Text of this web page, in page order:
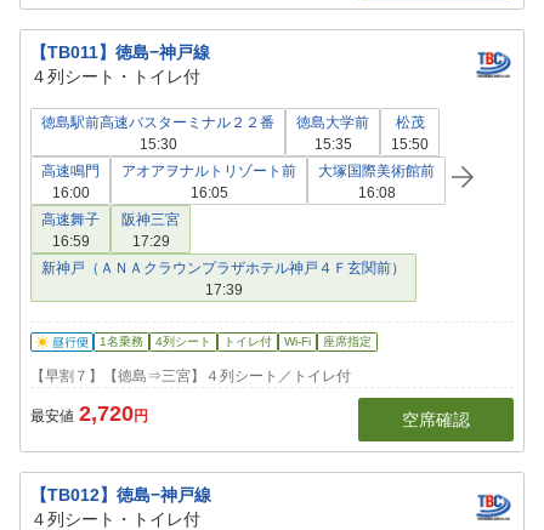
【TB011】徳島−神戸線
４列シート・トイレ付
徳島駅前高速バスターミナル２２番
15:30
徳島大学前
15:35
松茂
15:50
高速鳴門
16:00
アオアヲナルトリゾート前
16:05
大塚国際美術館前
16:08
高速舞子
16:59
阪神三宮
17:29
新神戸（ＡＮＡクラウンプラザホテル神戸４Ｆ玄関前）
17:39
1名乗務 4列シート トイレ付 Wi-Fi 座席指定
【早割７】【徳島⇒三宮】４列シート／トイレ付
最安値 2,720円 空席確認
【TB012】徳島−神戸線
４列シート・トイレ付